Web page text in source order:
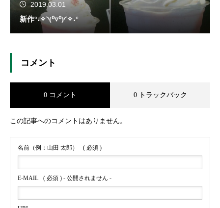
2019.03.01
新作°˖✧◝(⁰▿⁰)◜✧˖°
コメント
0 コメント 0 トラックバック
この記事へのコメントはありません。
名前（例：山田 太郎） ( 必須 )
E-MAIL ( 必須 ) - 公開されません -